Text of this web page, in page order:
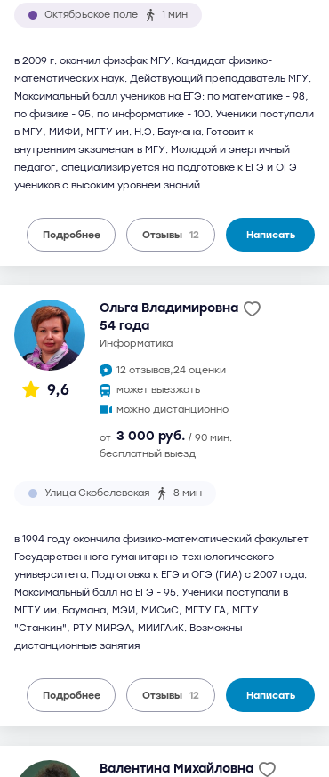
Октябрьское поле 1 мин
в 2009 г. окончил физфак МГУ. Кандидат физико-
математических наук. Действующий преподаватель МГУ.
Максимальный балл учеников на ЕГЭ: по математике - 98,
по физике - 95, по информатике - 100. Ученики поступали
в МГУ, МИФИ, МГТУ им. Н.Э. Баумана. Готовит к
внутренним экзаменам в МГУ. Молодой и энергичный
педагог, специализируется на подготовке к ЕГЭ и ОГЭ
учеников с высоким уровнем знаний
Подробнее Отзывы 12 Написать
9,6
Ольга Владимировна
54 года
информатика
12 отзывов,24 оценки
может выезжать
можно дистанционно
от 3 000 руб. / 90 мин.
бесплатный выезд
Улица Скобелевская 8 мин
в 1994 году окончила физико-математический факультет
Государственного гуманитарно-технологического
университета. Подготовка к ЕГЭ и ОГЭ (ГИА) с 2007 года.
Максимальный балл на ЕГЭ - 95. Ученики поступали в
МГТУ им. Баумана, МЭИ, МИСиС, МГТУ ГА, МГТУ
"Станкин", РТУ МИРЭА, МИИГАиК. Возможны
дистанционные занятия
Подробнее Отзывы 12 Написать
Валентина Михайловна